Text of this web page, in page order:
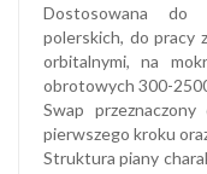
Dostosowana do
polerskich, do pracy
orbitalnymi, na
obrotowych 300-
Swap
pierwszego kroku
Struktura piany